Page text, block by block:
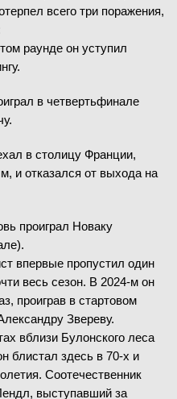
2 -6
1/32 финала
7 -6
65-77
4 -6
77 -61
4-6
6-0
7 3
1/32 финала
всего три поражения,
раунде он уступил
в четвертьфинале
в столицу Франции,
и отказался от выхода на
проиграл Новаку
впервые пропустил один
весь сезон. В 2024-м он
проиграв в стартовом
Звереву.
вблизи Булонского леса
блистал здесь в 70-х и
Соотечественник
выступавший за